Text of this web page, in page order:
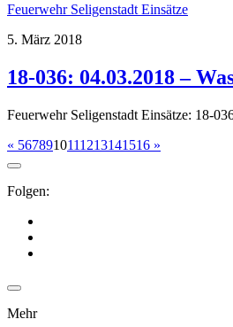
Feuerwehr Seligenstadt Einsätze
5. März 2018
18-036: 04.03.2018 –
Feuerwehr Seligenstadt Einsätze: 18-
« 5678910111213141516 »
Folgen:
Mehr